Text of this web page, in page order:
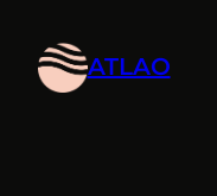
contenu
ATLAO